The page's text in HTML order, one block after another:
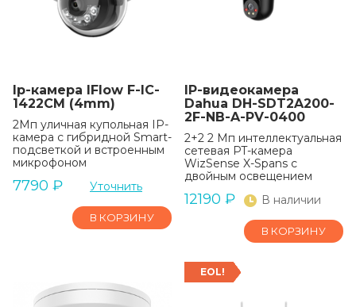
Ip-камера IFlow F-IC-
1422CM (4mm)
2Мп уличная купольная IP-
камера с гибридной Smart-
подсветкой и встроенным
микрофоном
7790 ₽ Уточнить
В КОРЗИНУ
IP-видеокамера
Dahua DH-SDT2A200-
2F-NB-A-PV-0400
2+2 2 Мп интеллектуальная
сетевая PT-камера
WizSense X-Spans с
двойным освещением
12190 ₽ В наличии
В КОРЗИНУ
EOL!